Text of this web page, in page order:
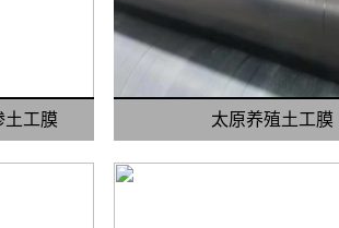
土工膜 太原养殖土工膜